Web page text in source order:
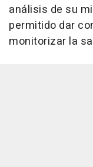
análisis de su
permitido dar
monitorizar la